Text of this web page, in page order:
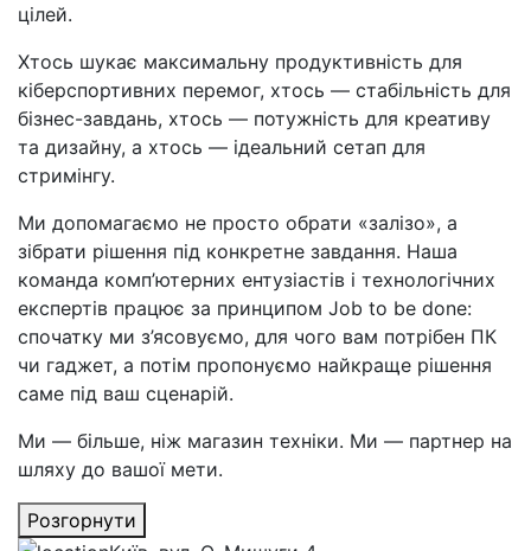
цілей.
Хтось шукає максимальну продуктивність для
кіберспортивних перемог, хтось — стабільність для
бізнес-завдань, хтось — потужність для креативу
та дизайну, а хтось — ідеальний сетап для
стримінгу.
Ми допомагаємо не просто обрати «залізо», а
зібрати рішення під конкретне завдання. Наша
команда комп’ютерних ентузіастів і технологічних
експертів працює за принципом Job to be done:
спочатку ми з’ясовуємо, для чого вам потрібен ПК
чи гаджет, а потім пропонуємо найкраще рішення
саме під ваш сценарій.
Ми — більше, ніж магазин техніки. Ми — партнер на
шляху до вашої мети.
Розгорнути